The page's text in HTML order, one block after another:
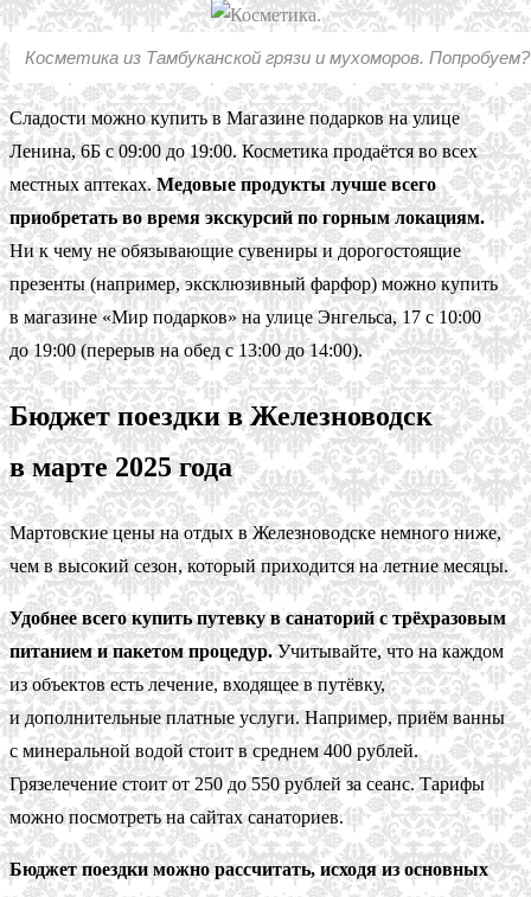
Косметика из Тамбуканской грязи и мухоморов. Попробуем?
Сладости можно купить в Магазине подарков на улице
Ленина, 6Б с 09:00 до 19:00. Косметика продаётся во всех
местных аптеках.Медовые продукты лучше всего
приобретать во время экскурсий по горным локациям.
Ни к чему не обязывающие сувениры и дорогостоящие
презенты (например, эксклюзивный фарфор) можно купить
в магазине «Мир подарков» на улице Энгельса, 17 с 10:00
до 19:00 (перерыв на обед с 13:00 до 14:00).
Бюджет поездки в Железноводск
в марте 2025 года
Мартовские цены на отдых в Железноводске немного ниже,
чем в высокий сезон, который приходится на летние месяцы.
Удобнее всего купить путевку в санаторий с трёхразовым
питанием и пакетом процедур.Учитывайте, что на каждом
из объектов есть лечение, входящее в путёвку,
и дополнительные платные услуги. Например, приём ванны
с минеральной водой стоит в среднем 400 рублей.
Грязелечение стоит от 250 до 550 рублей за сеанс. Тарифы
можно посмотреть на сайтах санаториев.
Бюджет поездки можно рассчитать, исходя из основных